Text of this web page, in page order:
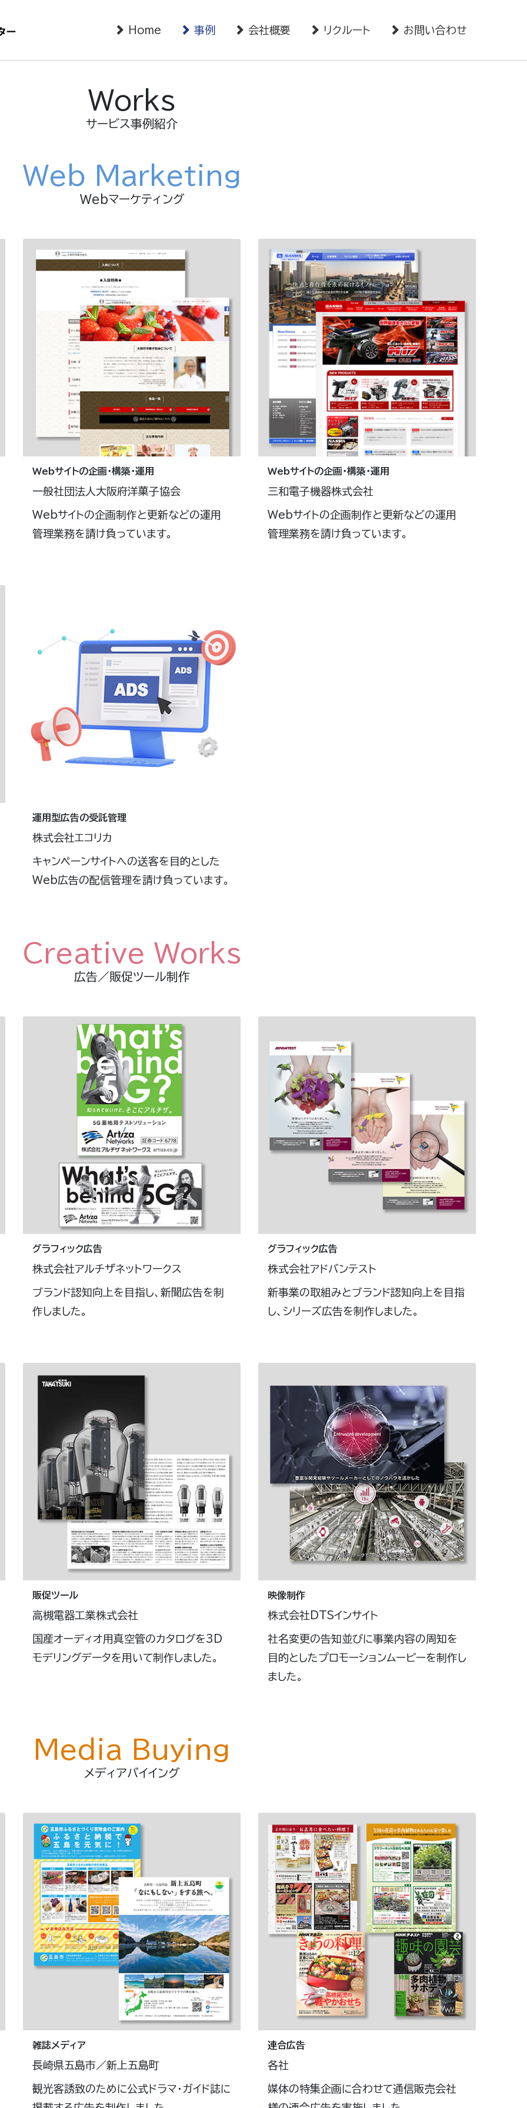
Home 事例 会社概要 リクルート お問い合わせ
Works
サービス事例紹介
Web Marketing
Webマーケティング
Webサイトの企画・構築・運用
一般社団法人大阪府洋菓子協会
Webサイトの企画制作と更新などの運用
管理業務を請け負っています。
Webサイトの企画・構築・運用
三和電子機器株式会社
Webサイトの企画制作と更新などの運用
管理業務を請け負っています。
運用型広告の受託管理
株式会社エコリカ
キャンペーンサイトへの送客を目的とした
Web広告の配信管理を請け負っています。
Creative Works
広告／販促ツール制作
グラフィック広告
株式会社アルチザネットワークス
ブランド認知向上を目指し、新聞広告を制
作しました。
グラフィック広告
株式会社アドバンテスト
新事業の取組みとブランド認知向上を目指
し、シリーズ広告を制作しました。
販促ツール
高槻電器工業株式会社
国産オーディオ用真空管のカタログを3D
モデリングデータを用いて制作しました。
映像制作
株式会社DTSインサイト
社名変更の告知並びに事業内容の周知を
目的としたプロモーションムービーを制作し
ました。
Media Buying
メディアバイイング
雑誌メディア
長崎県五島市／新上五島町
観光客誘致のために公式ドラマ・ガイド誌に
連合広告
各社
媒体の特集企画に合わせて通信販売会社